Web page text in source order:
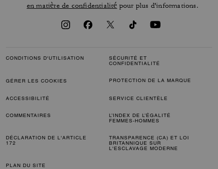
en matière de confidentialité pour plus d'informations.
CONDITIONS D'UTILISATION
SÉCURITÉ ET
CONFIDENTIALITÉ
GÉRER LES COOKIES PROTECTION DE LA MARQUE
ACCESSIBILITÉ SERVICE CLIENTÈLE
COMMENTAIRES
L’INDEX DE L’ÉGALITÉ
FEMMES-HOMMES
DÉCLARATION DE L'ARTICLE
172
TRANSPARENCE (CA) ET LOI
BRITANNIQUE SUR
L'ESCLAVAGE MODERNE
PLAN DU SITE